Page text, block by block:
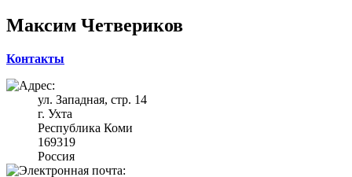
Максим Четвериков
Контакты
ул. Западная, стр. 14
г. Ухта
Республика Коми
169319
Россия